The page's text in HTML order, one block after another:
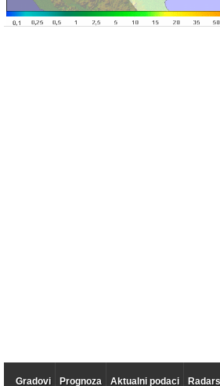
Gradovi Prognoza Aktualni podaci